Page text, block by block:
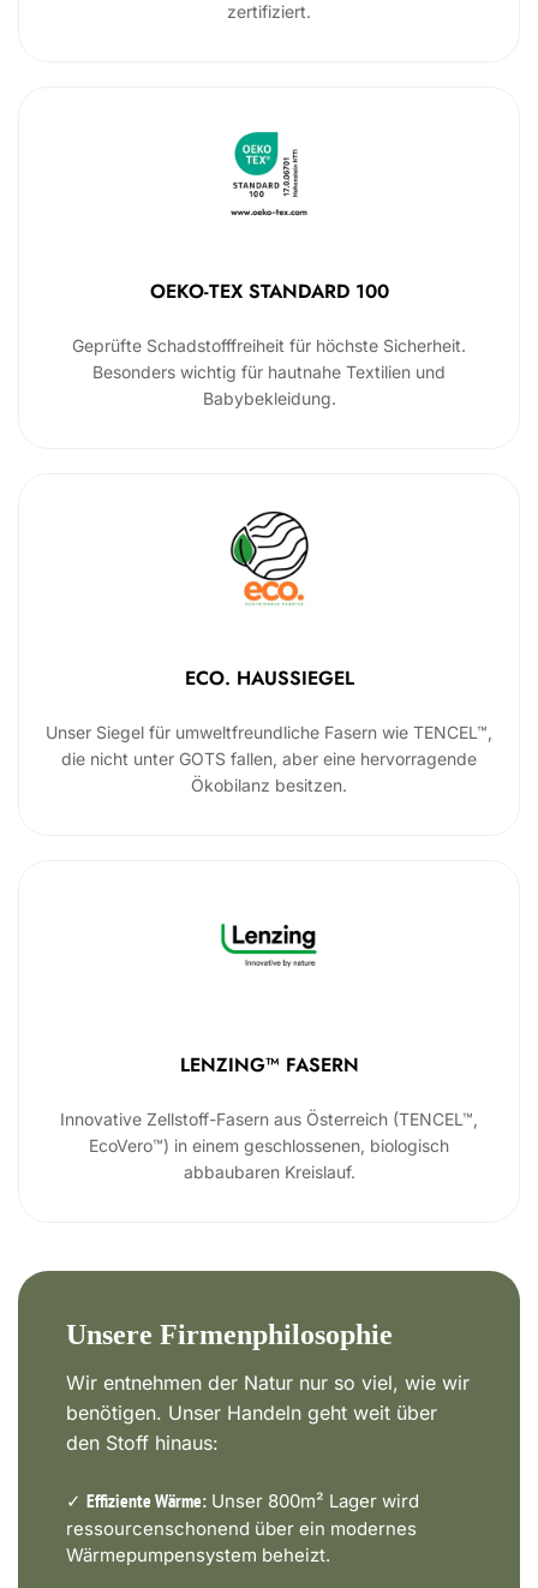
zertifiziert.
OEKO-TEX STANDARD 100
Geprüfte Schadstofffreiheit für höchste Sicherheit.
Besonders wichtig für hautnahe Textilien und
Babybekleidung.
ECO. HAUSSIEGEL
Unser Siegel für umweltfreundliche Fasern wie TENCEL™,
die nicht unter GOTS fallen, aber eine hervorragende
Ökobilanz besitzen.
LENZING™ FASERN
Innovative Zellstoff-Fasern aus Österreich (TENCEL™,
EcoVero™) in einem geschlossenen, biologisch
abbaubaren Kreislauf.
Unsere Firmenphilosophie
Wir entnehmen der Natur nur so viel, wie wir
benötigen. Unser Handeln geht weit über
den Stoff hinaus:
✓ Effiziente Wärme: Unser 800m² Lager wird
ressourcenschonend über ein modernes
Wärmepumpensystem beheizt.